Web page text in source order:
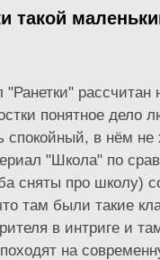
такой
рассчитан
понятное дело
спокойный, в нём не
"Школа" по
сняты про школу)
там были такие
в интриге и
на